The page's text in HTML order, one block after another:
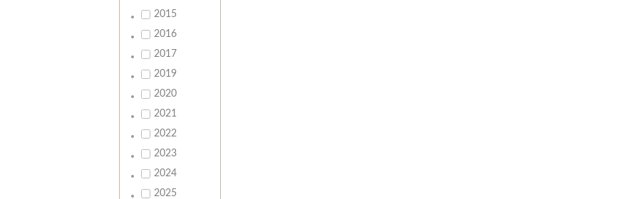
2015
2016
2017
2019
2020
2021
2022
2023
2024
2025